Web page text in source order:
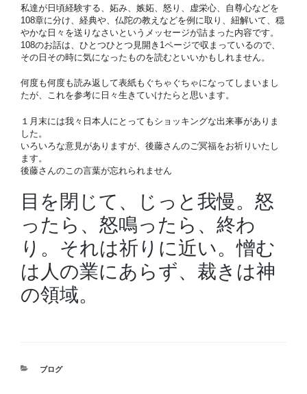
私達が日頃経験する、妬み、嫉妬、怒り、虚栄心、自尊心などを
108章に分け、経典や、仏陀の教えなどを例に取り、紐解いて、穏
やかな日々を送りなさいというメッセージが詰まった内容です。
108のお話は、ひとつひとつ見開き1ページで収まっているので、
その日その時に気になったものを読むといいかもしれません。
何度も何度も読み返して表紙もぐちゃぐちゃになってしまいまし
たが、これを参考に日々生きていけたらと思います。
１月末には我々日本人にとってもショッキングな出来事がありま
した。
いろいろな意見がありますが、後藤さんのご冥福をお祈りいたし
ます。
後藤さんのこの言葉が忘れられません
目を閉じて、じっと我慢。怒
ったら、怒鳴ったら、終わ
り。それは祈りに近い。憎む
は人の業にあらず、裁きは神
の領域。
カ
ブログ